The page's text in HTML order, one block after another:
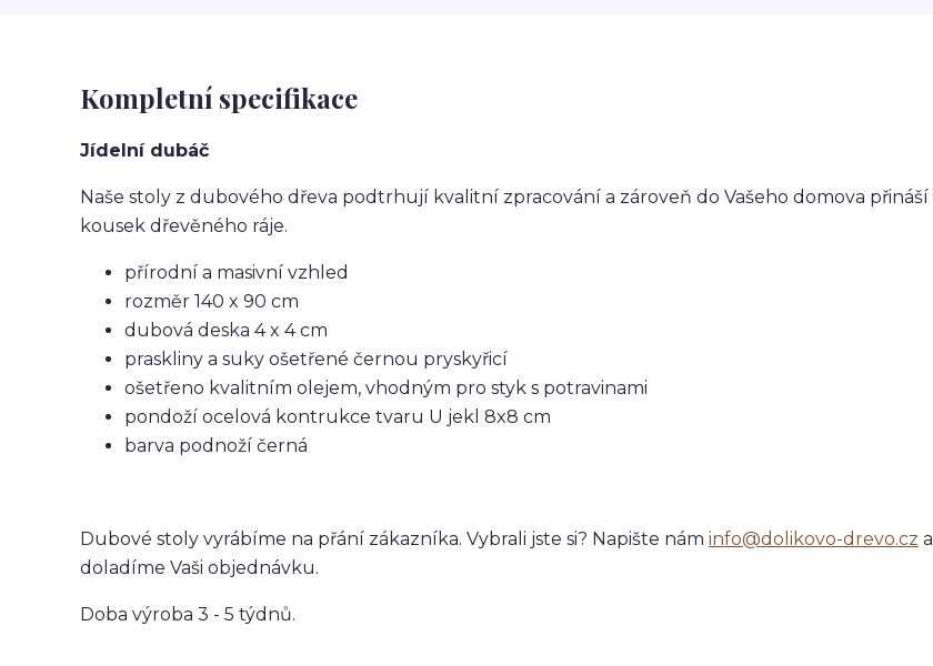
Kompletní specifikace
Jídelní dubáč
Naše stoly z dubového dřeva podtrhují kvalitní zpracování a zároveň do Vašeho domova přináší
kousek dřevěného ráje.
přírodní a masivní vzhled
rozměr 140 x 90 cm
dubová deska 4 x 4 cm
praskliny a suky ošetřené černou pryskyřicí
ošetřeno kvalitním olejem, vhodným pro styk s potravinami
pondoží ocelová kontrukce tvaru U jekl 8x8 cm
barva podnoží černá
Dubové stoly vyrábíme na přání zákazníka. Vybrali jste si? Napište nám info@dolikovo-drevo.cz a
doladíme Vaši objednávku.
Doba výroba 3 - 5 týdnů.